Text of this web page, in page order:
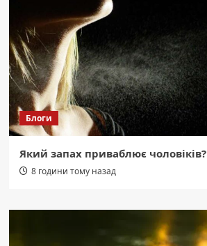
Блоги
Який запах приваблює чоловіків?
8 години тому назад